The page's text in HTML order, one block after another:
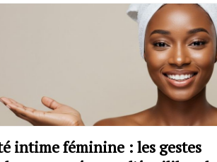
intime féminine : les gestes